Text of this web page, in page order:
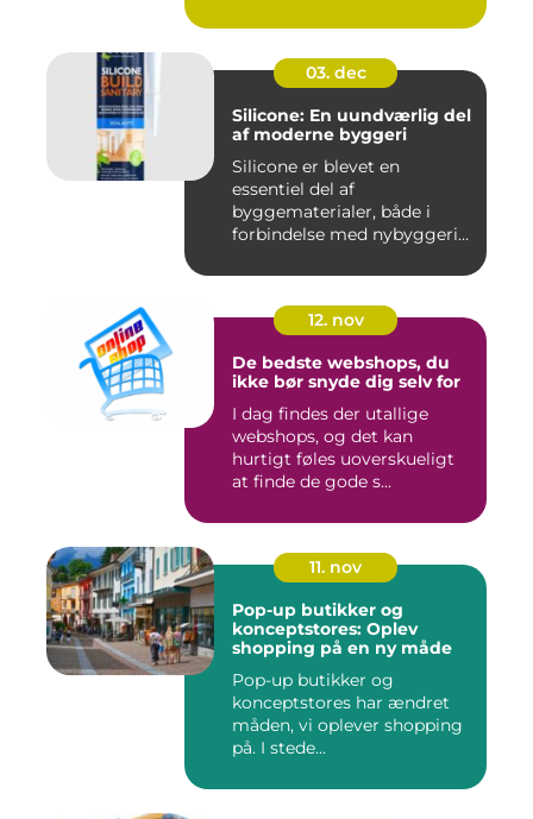
03. dec
Silicone: En uundværlig del
af moderne byggeri
Silicone er blevet en
essentiel del af
byggematerialer, både i
forbindelse med nybyggeri
12. nov
De bedste webshops, du
ikke bør snyde dig selv for
I dag findes der utallige
webshops, og det kan
hurtigt føles uoverskueligt
at finde de gode s...
11. nov
Pop-up butikker og
konceptstores: Oplev
shopping på en ny måde
Pop-up butikker og
konceptstores har ændret
måden, vi oplever shopping
på. I stede...